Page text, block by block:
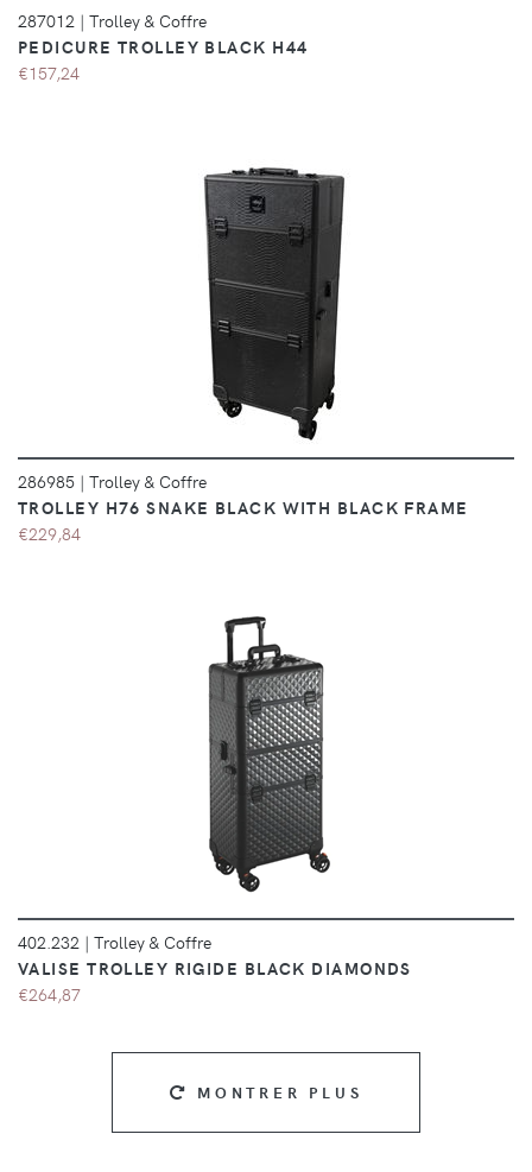
287012 | Trolley & Coffre
PEDICURE TROLLEY BLACK H44
€157,24
DÉTAILS
286985 | Trolley & Coffre
TROLLEY H76 SNAKE BLACK WITH BLACK FRAME
€229,84
DÉTAILS
402.232 | Trolley & Coffre
VALISE TROLLEY RIGIDE BLACK DIAMONDS
€264,87
MONTRER PLUS